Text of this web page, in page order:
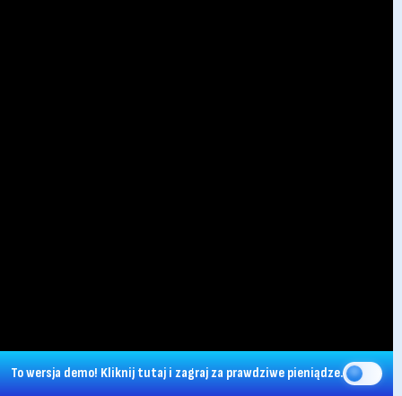
To wersja demo!Kliknij tutaji zagraj za prawdziwe pieniądze.